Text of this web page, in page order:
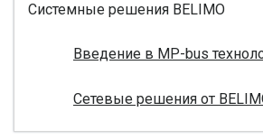
Системные решения BELIMO
Введение в MP-bus
Сетевые решения от